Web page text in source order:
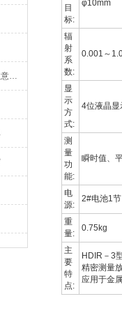
充气式试验变压器的试验方法及注意事项
目
标:
φ10mm
辐
射
系
数:
0.001～
显
示
方
式:
4位液晶显
测
量
功
能:
瞬时值、
电
源:
2#电池1节
重
量:
0.75kg
主
要
特
点:
HDIR－3
精密测量
应用于金